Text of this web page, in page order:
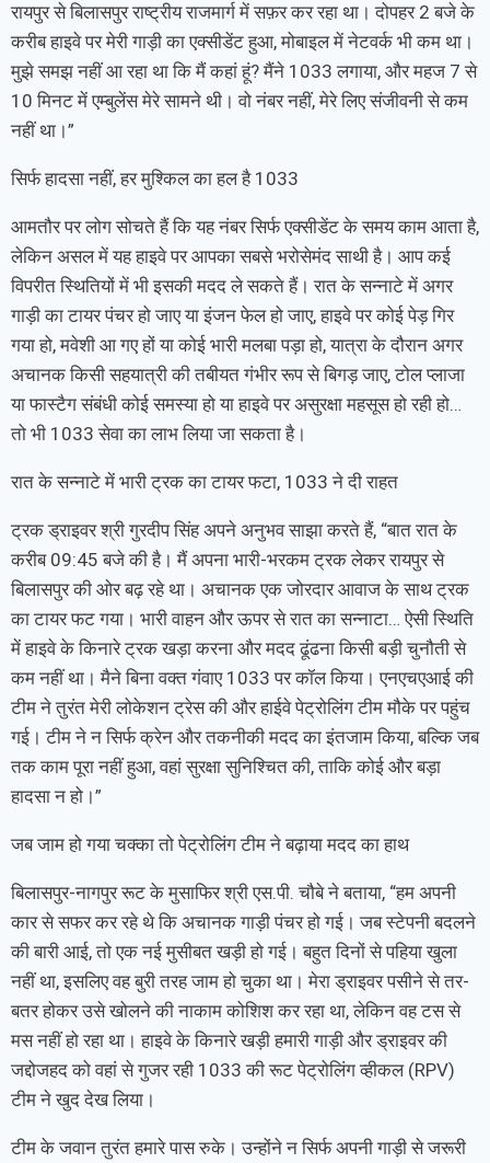
रायपुर से बिलासपुर राष्ट्रीय राजमार्ग में सफ़र कर रहा था। दोपहर 2 बजे के
करीब हाइवे पर मेरी गाड़ी का एक्सीडेंट हुआ, मोबाइल में नेटवर्क भी कम था।
मुझे समझ नहीं आ रहा था कि मैं कहां हूं? मैंने 1033 लगाया, और महज 7 से
10 मिनट में एम्बुलेंस मेरे सामने थी। वो नंबर नहीं, मेरे लिए संजीवनी से कम
नहीं था।”
सिर्फ हादसा नहीं, हर मुश्किल का हल है 1033
आमतौर पर लोग सोचते हैं कि यह नंबर सिर्फ एक्सीडेंट के समय काम आता है,
लेकिन असल में यह हाइवे पर आपका सबसे भरोसेमंद साथी है। आप कई
विपरीत स्थितियों में भी इसकी मदद ले सकते हैं। रात के सन्नाटे में अगर
गाड़ी का टायर पंचर हो जाए या इंजन फेल हो जाए, हाइवे पर कोई पेड़ गिर
गया हो, मवेशी आ गए हों या कोई भारी मलबा पड़ा हो, यात्रा के दौरान अगर
अचानक किसी सहयात्री की तबीयत गंभीर रूप से बिगड़ जाए, टोल प्लाजा
या फास्टैग संबंधी कोई समस्या हो या हाइवे पर असुरक्षा महसूस हो रही हो…
तो भी 1033 सेवा का लाभ लिया जा सकता है।
रात के सन्नाटे में भारी ट्रक का टायर फटा, 1033 ने दी राहत
ट्रक ड्राइवर श्री गुरदीप सिंह अपने अनुभव साझा करते हैं, “बात रात के
करीब 09:45 बजे की है। मैं अपना भारी-भरकम ट्रक लेकर रायपुर से
बिलासपुर की ओर बढ़ रहे था। अचानक एक जोरदार आवाज के साथ ट्रक
का टायर फट गया। भारी वाहन और ऊपर से रात का सन्नाटा… ऐसी स्थिति
में हाइवे के किनारे ट्रक खड़ा करना और मदद ढूंढना किसी बड़ी चुनौती से
कम नहीं था। मैने बिना वक्त गंवाए 1033 पर कॉल किया। एनएचएआई की
टीम ने तुरंत मेरी लोकेशन ट्रेस की और हाईवे पेट्रोलिंग टीम मौके पर पहुंच
गई। टीम ने न सिर्फ क्रेन और तकनीकी मदद का इंतजाम किया, बल्कि जब
तक काम पूरा नहीं हुआ, वहां सुरक्षा सुनिश्चित की, ताकि कोई और बड़ा
हादसा न हो।”
जब जाम हो गया चक्का तो पेट्रोलिंग टीम ने बढ़ाया मदद का हाथ
बिलासपुर-नागपुर रूट के मुसाफिर श्री एस.पी. चौबे ने बताया, “हम अपनी
कार से सफर कर रहे थे कि अचानक गाड़ी पंचर हो गई। जब स्टेपनी बदलने
की बारी आई, तो एक नई मुसीबत खड़ी हो गई। बहुत दिनों से पहिया खुला
नहीं था, इसलिए वह बुरी तरह जाम हो चुका था। मेरा ड्राइवर पसीने से तर-
बतर होकर उसे खोलने की नाकाम कोशिश कर रहा था, लेकिन वह टस से
मस नहीं हो रहा था। हाइवे के किनारे खड़ी हमारी गाड़ी और ड्राइवर की
जद्दोजहद को वहां से गुजर रही 1033 की रूट पेट्रोलिंग व्हीकल (RPV)
टीम ने खुद देख लिया।
टीम के जवान तुरंत हमारे पास रुके। उन्होंने न सिर्फ अपनी गाड़ी से जरूरी